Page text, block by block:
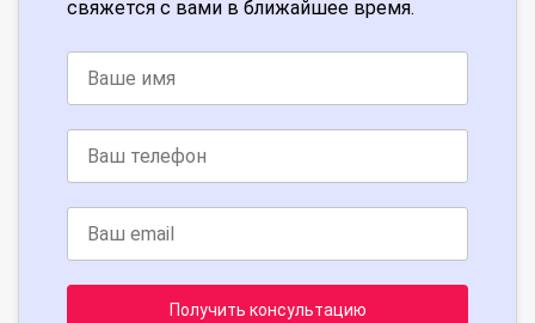
свяжется с вами в ближайшее время.
Получить консультацию